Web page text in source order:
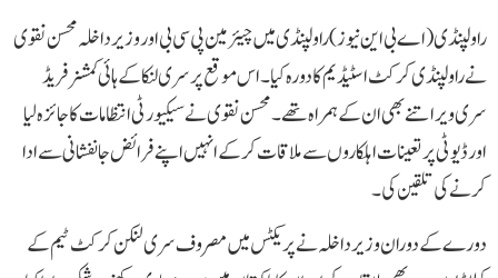
راولپنڈی (اے بی این نیوز )راولپنڈی میں چیئرمین پی سی بی اور وزیر داخلہ محسن نقوی
نے راولپنڈی کرکٹ اسٹیڈیم کا دورہ کیا۔ اس موقع پر سری لنکا کے ہائی کمشنر فریڈ
سری ویراتنے بھی ان کے ہمراہ تھے۔ محسن نقوی نے سیکیورٹی انتظامات کا جائزہ لیا
اور ڈیوٹی پر تعینات اہلکاروں سے ملاقات کر کے انہیں اپنے فرائض جانفشانی سے ادا
کرنے کی تلقین کی۔
دورے کے دوران وزیر داخلہ نے پریکٹس میں مصروف سری لنکن کرکٹ ٹیم کے